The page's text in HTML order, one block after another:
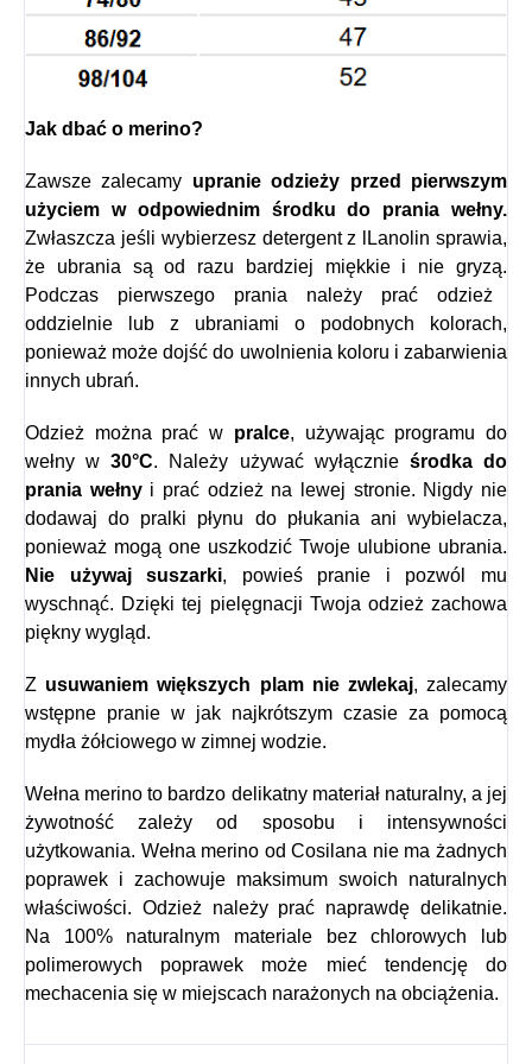
Jak dbać o merino?
Zawsze zalecamy upranie odzieży przed pierwszym
użyciem w odpowiednim środku do prania wełny.
Zwłaszcza jeśli wybierzesz detergent z l
Lanolin sprawia,
że ubrania są od razu bardziej miękkie i nie gryzą.
Podczas pierwszego prania należy prać odzież
oddzielnie lub z ubraniami o podobnych kolorach,
ponieważ może dojść do uwolnienia koloru i zabarwienia
innych ubrań.
Odzież można prać w pralce, używając programu do
wełny w30°C. Należy używać wyłącznie środka do
prania wełnyi prać odzież na lewej stronie. Nigdy nie
dodawaj do pralki płynu do płukania ani wybielacza,
ponieważ mogą one uszkodzić Twoje ulubione ubrania.
Nie używaj suszarki, powieś pranie i pozwól mu
wyschnąć. Dzięki tej pielęgnacji Twoja odzież zachowa
piękny wygląd.
Z usuwaniem większych plam nie zwlekaj, zalecamy
wstępne pranie w jak najkrótszym czasie za pomocą
mydła żółciowego w zimnej wodzie.
Wełna merino to bardzo delikatny materiał naturalny, a jej
żywotność zależy od sposobu i intensywności
użytkowania. Wełna merino od Cosilana nie ma żadnych
poprawek i zachowuje maksimum swoich naturalnych
właściwości. Odzież należy prać naprawdę delikatnie.
Na 100% naturalnym materiale bez chlorowych lub
polimerowych poprawek może mieć tendencję do
mechacenia się w miejscach narażonych na obciążenia.